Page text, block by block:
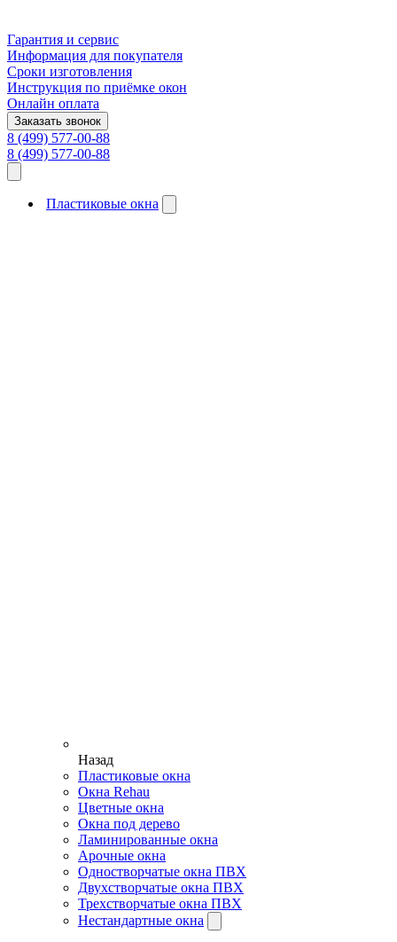
Гарантия и сервис
Информация для покупателя
Сроки изготовления
Инструкция по приёмке окон
Онлайн оплата
Заказать звонок
8 (499) 577-00-88
8 (499) 577-00-88
Пластиковые окна
Назад
Пластиковые окна
Окна Rehau
Цветные окна
Окна под дерево
Ламинированные окна
Арочные окна
Одностворчатые окна ПВХ
Двухстворчатые окна ПВХ
Трехстворчатые окна ПВХ
Нестандартные окна